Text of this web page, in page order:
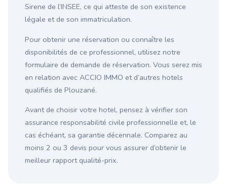
Sirene de l’INSEE, ce qui atteste de son existence
légale et de son immatriculation.
Pour obtenir une réservation ou connaître les
disponibilités de ce professionnel, utilisez notre
formulaire de demande de réservation. Vous serez mis
en relation avec ACCIO IMMO et d’autres hotels
qualifiés de Plouzané.
Avant de choisir votre hotel, pensez à vérifier son
assurance responsabilité civile professionnelle et, le
cas échéant, sa garantie décennale. Comparez au
moins 2 ou 3 devis pour vous assurer d’obtenir le
meilleur rapport qualité-prix.